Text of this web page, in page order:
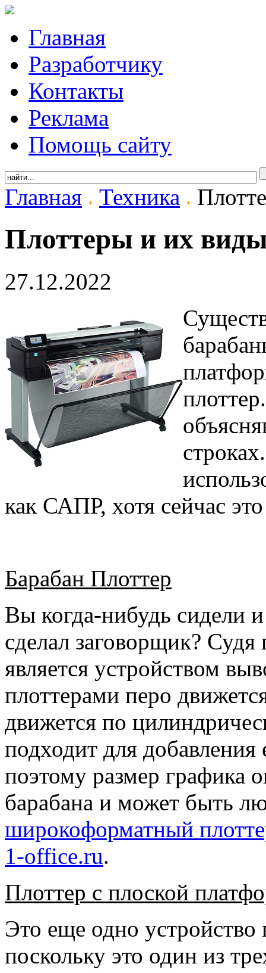
Главная
Разработчику
Контакты
Реклама
Помощь сайту
Главная Техника
Плоттеры и их
27.12.2022
как САПР, хотя сейчас
Барабан Плоттер
Вы когда-нибудь сидели
сделал заговорщик?
является устройством
плоттерами перо
движется по
подходит для
поэтому размер графика
барабана и может быть
широкоформатный
1-office.ru.
Плоттер с плоской
Это еще одно устройство
поскольку это один из